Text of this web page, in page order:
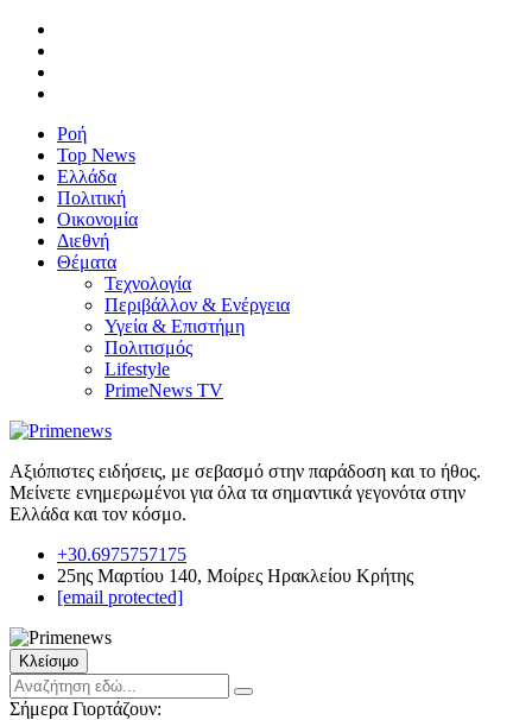
Ροή
Top News
Ελλάδα
Πολιτική
Οικονομία
Διεθνή
Θέματα
Τεχνολογία
Περιβάλλον & Ενέργεια
Υγεία & Επιστήμη
Πολιτισμός
Lifestyle
PrimeNews TV
Αξιόπιστες ειδήσεις, με σεβασμό στην παράδοση και το ήθος.
Μείνετε ενημερωμένοι για όλα τα σημαντικά γεγονότα στην
Ελλάδα και τον κόσμο.
+30.6975757175
25ης Μαρτίου 140, Μοίρες Ηρακλείου Κρήτης
[email protected]
Κλείσιμο
Σήμερα Γιορτάζουν: